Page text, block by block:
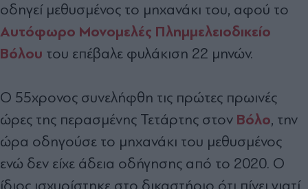
οδηγεί μεθυσμένος το μηχανάκι του, αφού το
Αυτόφωρο Μονομελές Πλημμελειοδικείο
Βόλου του επέβαλε φυλάκιση 22 μηνών.
Ο 55χρονος συνελήφθη τις πρώτες πρωινές
ώρες της περασμένης Τετάρτης στον Βόλο, την
ώρα οδηγούσε το μηχανάκι του μεθυσμένος
ενώ δεν είχε άδεια οδήγησης από το 2020. Ο
ίδιος ισχυρίστηκε στο δικαστήριο ότι πίνει γιατί